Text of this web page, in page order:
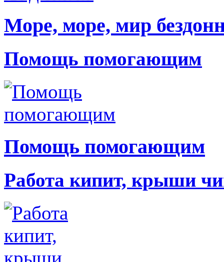
Море, море, мир
Помощь помогающим
Помощь помогающим
Работа кипит, крыши